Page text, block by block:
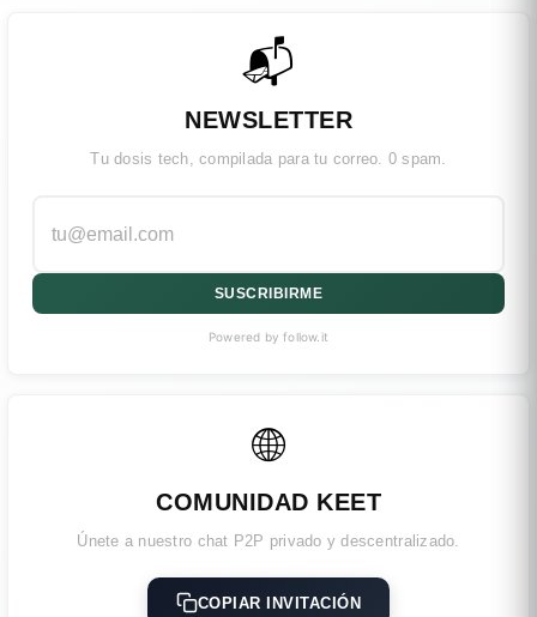
📬
NEWSLETTER
Tu dosis tech, compilada para tu correo. 0 spam.
SUSCRIBIRME
Powered by follow.it
🌐
COMUNIDAD KEET
Únete a nuestro chat P2P privado y descentralizado.
COPIAR INVITACIÓN